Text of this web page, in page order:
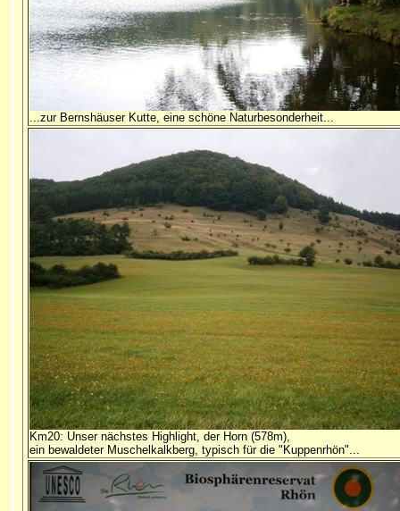
...zur Bernshäuser Kutte, eine schöne Naturbesonderheit...
Km20: Unser nächstes Highlight, der Horn (578m),
ein bewaldeter Muschelkalkberg, typisch für die "Kuppenrhön"...